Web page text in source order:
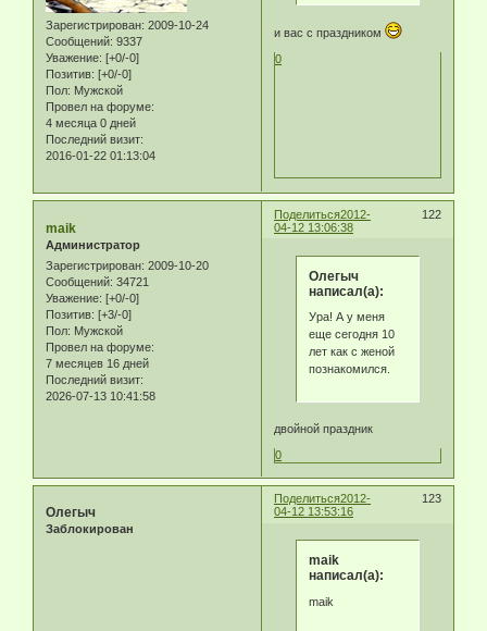
Зарегистрирован: 2009-10-24
Сообщений: 9337
Уважение: [+0/-0]
Позитив: [+0/-0]
Пол: Мужской
Провел на форуме:
4 месяца 0 дней
Последний визит:
2016-01-22 01:13:04
и вас с праздником
0
Поделиться 122
2012-
04-12 13:06:38
maik
Администратор
Зарегистрирован: 2009-10-20
Сообщений: 34721
Уважение: [+0/-0]
Позитив: [+3/-0]
Пол: Мужской
Провел на форуме:
7 месяцев 16 дней
Последний визит:
2026-07-13 10:41:58
Олегыч
написал(а):
Ура! А у меня
еще сегодня 10
лет как с женой
познакомился.
двойной праздник
0
Поделиться 123
2012-
04-12 13:53:16
Олегыч
Заблокирован
maik
написал(а):
maik